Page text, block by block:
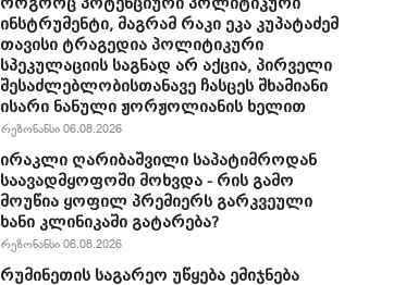
ინსტრუმენტი, მაგრამ რაკი ეკა კუპატაძემ
თავისი ტრაგედია პოლიტიკური
სპეკულაციის საგნად არ აქცია, პირველი
შესაძლებლობისთანავე ჩასცეს შხამიანი
ისარი ნანული ჟორჟოლიანის ხელით
რეზონანსი 06.08.2026
ირაკლი ღარიბაშვილი საპატიმროდან
საავადმყოფოში მოხვდა - რის გამო
მოუწია ყოფილ პრემიერს გარკვეული
ხანი კლინიკაში გატარება?
რეზონანსი 06.08.2026
რუმინეთის საგარეო უწყება ემიჯნება